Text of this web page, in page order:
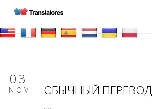
03
NOV ОБЫЧНЫЙ ПЕРЕВОД